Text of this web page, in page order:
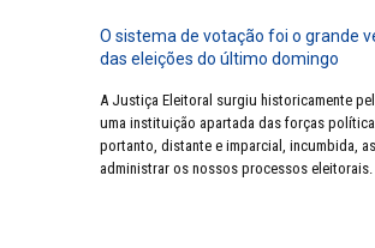
O sistema de votação foi o grande
das eleições do último domingo
A Justiça Eleitoral surgiu historicamente
uma instituição apartada das forças
portanto, distante e imparcial, incumbida,
administrar os nossos processos eleitorais.